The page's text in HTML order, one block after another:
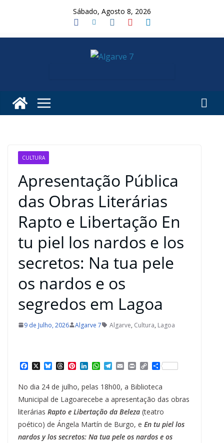
Sábado, Agosto 8, 2026
CULTURA
Apresentação Pública
das Obras Literárias
Rapto e Libertação En
tu piel los nardos e los
secretos: Na tua pele
os nardos e os
segredos em Lagoa
9 de Julho, 2026 Algarve 7 Algarve, Cultura, Lagoa
a
e
b
o
o
k
X B
u
e
s
k
y
T
h
e
a
d
s
P
t
e
r
e
s
t
L
n
k
e
d
I
n
W
h
a
t
s
A
p
p
T
e
l
e
g
r
a
m
E
m
i
l
P
i
n
t
C
o
p
y
L
i
n
k
S
h
r
e
No dia 24 de julho, pelas 18h00, a Biblioteca
Municipal de Lagoarecebe a apresentação das obras
literárias Rapto e Libertação da Beleza (teatro
poético) de Ángela Martín de Burgo, e En tu piel los
nardos y los secretos: Na tua pele os nardos e os